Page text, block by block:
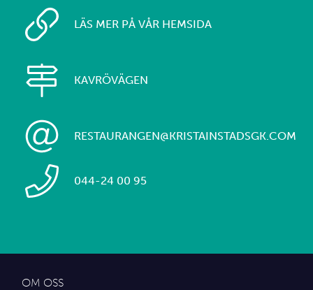
LÄS MER PÅ VÅR HEMSIDA
KAVRÖVÄGEN
RESTAURANGEN@KRISTAINSTADSGK.COM
044-24 00 95
OM OSS